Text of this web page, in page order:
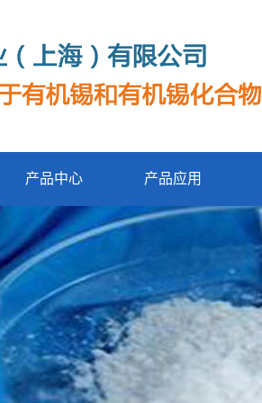
产品中心 产品应用